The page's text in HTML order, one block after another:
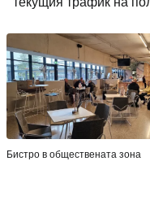
Бистро в обществената зона